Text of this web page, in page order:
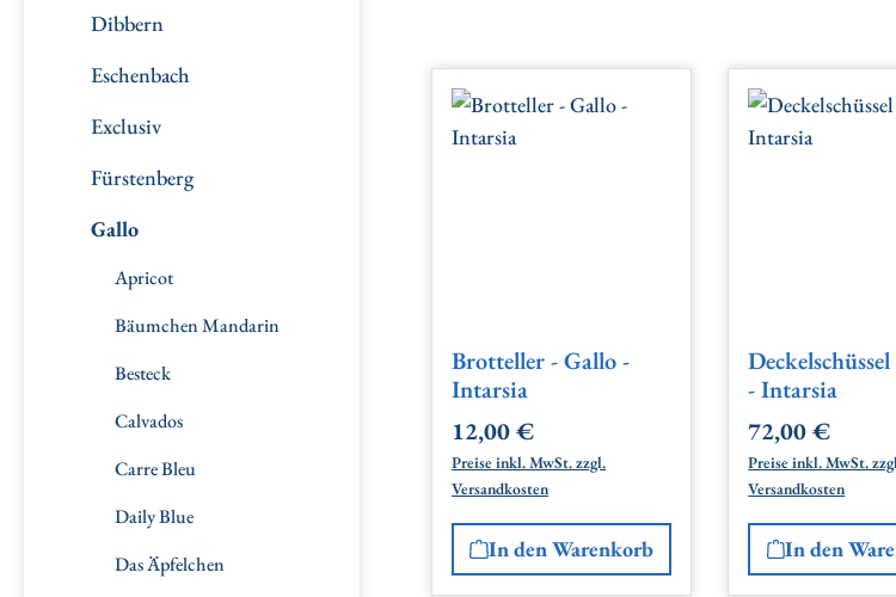
Dibbern
Eschenbach
Exclusiv
Fürstenberg
Gallo
Apricot
Bäumchen Mandarin
Besteck
Calvados
Carre Bleu
Daily Blue
Das Äpfelchen
Brotteller - Gallo -
Intarsia
Regulärer Preis:
12,00 €
Preise inkl. MwSt. zzgl.
Versandkosten
In den Warenkorb
- Intarsia
Regulärer Preis:
72,00 €
Preise inkl. MwSt.
Versandkosten
In den